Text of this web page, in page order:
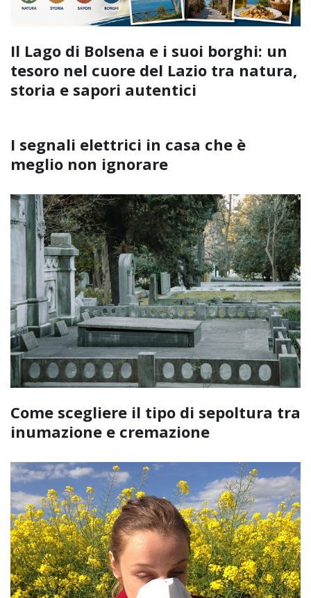
Il Lago di Bolsena e i suoi borghi: un
tesoro nel cuore del Lazio tra natura,
storia e sapori autentici
I segnali elettrici in casa che è
meglio non ignorare
Come scegliere il tipo di sepoltura tra
inumazione e cremazione